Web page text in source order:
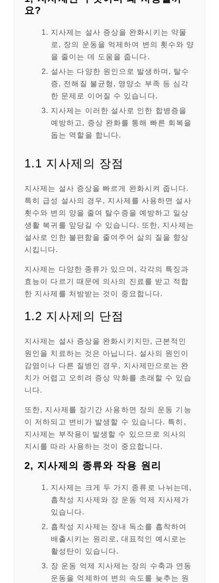
요?
지사제는 설사 증상을 완화시키는 약물
로, 장의 운동을 억제하여 변의 횟수와 양
을 줄이는 데 도움을 줍니다.
설사는 다양한 원인으로 발생하며, 탈수
증, 전해질 불균형, 영양소 부족 등 심각
한 문제로 이어질 수 있습니다.
지사제는 이러한 설사로 인한 합병증을
예방하고, 증상 완화를 통해 빠른 회복을
돕는 역할을 합니다.
1.1 지사제의 장점
지사제는 설사 증상을 빠르게 완화시켜 줍니다.
특히 급성 설사의 경우, 지사제를 사용하면 설사
횟수와 변의 양을 줄여 탈수증을 예방하고 일상
생활 복귀를 앞당길 수 있습니다. 또한, 지사제는
설사로 인한 불편함을 줄여주어 삶의 질을 향상
시킵니다.
지사제는 다양한 종류가 있으며, 각각의 특징과
효능이 다르기 때문에 의사의 진료를 받고 적합
한 지사제를 처방받는 것이 중요합니다.
1.2 지사제의 단점
지사제는 설사 증상을 완화시키지만, 근본적인
원인을 치료하는 것은 아닙니다. 설사의 원인이
감염이나 다른 질병인 경우, 지사제만으로는 완
치가 어렵고 오히려 증상 악화를 초래할 수 있습
니다.
또한, 지사제를 장기간 사용하면 장의 운동 기능
이 저하되고 변비가 발생할 수 있습니다. 특히,
지사제는 부작용이 발생할 수 있으므로 의사의
지시를 따라 사용하는 것이 중요합니다.
2, 지사제의 종류와 작용 원리
지사제는 크게 두 가지 종류로 나뉘는데,
흡착성 지사제와 장 운동 억제 지사제가
있습니다.
흡착성 지사제는 장내 독소를 흡착하여
배출시키는 원리로, 대표적인 예시로는
활성탄이 있습니다.
장 운동 억제 지사제는 장의 수축과 연동
운동을 억제하여 변의 속도를 늦추는 원